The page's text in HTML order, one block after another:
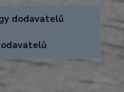
dodavatelů